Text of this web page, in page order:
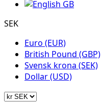
SEK
Euro (EUR)
British Pound (GBP)
Svensk krona (SEK)
Dollar (USD)